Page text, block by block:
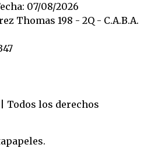
07/08/2026
Thomas 198 - 2Q - C.A.B.A.
Todos los derechos